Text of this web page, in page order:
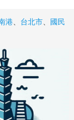
港 台北市
國民